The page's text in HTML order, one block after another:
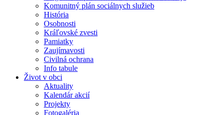
Komunitný plán sociálnych služieb
História
Osobnosti
Kráľovské zvesti
Pamiatky
Zaujímavosti
Civilná ochrana
Info tabule
Život v obci
Aktuality
Kalendár akcií
Projekty
Fotogaléria